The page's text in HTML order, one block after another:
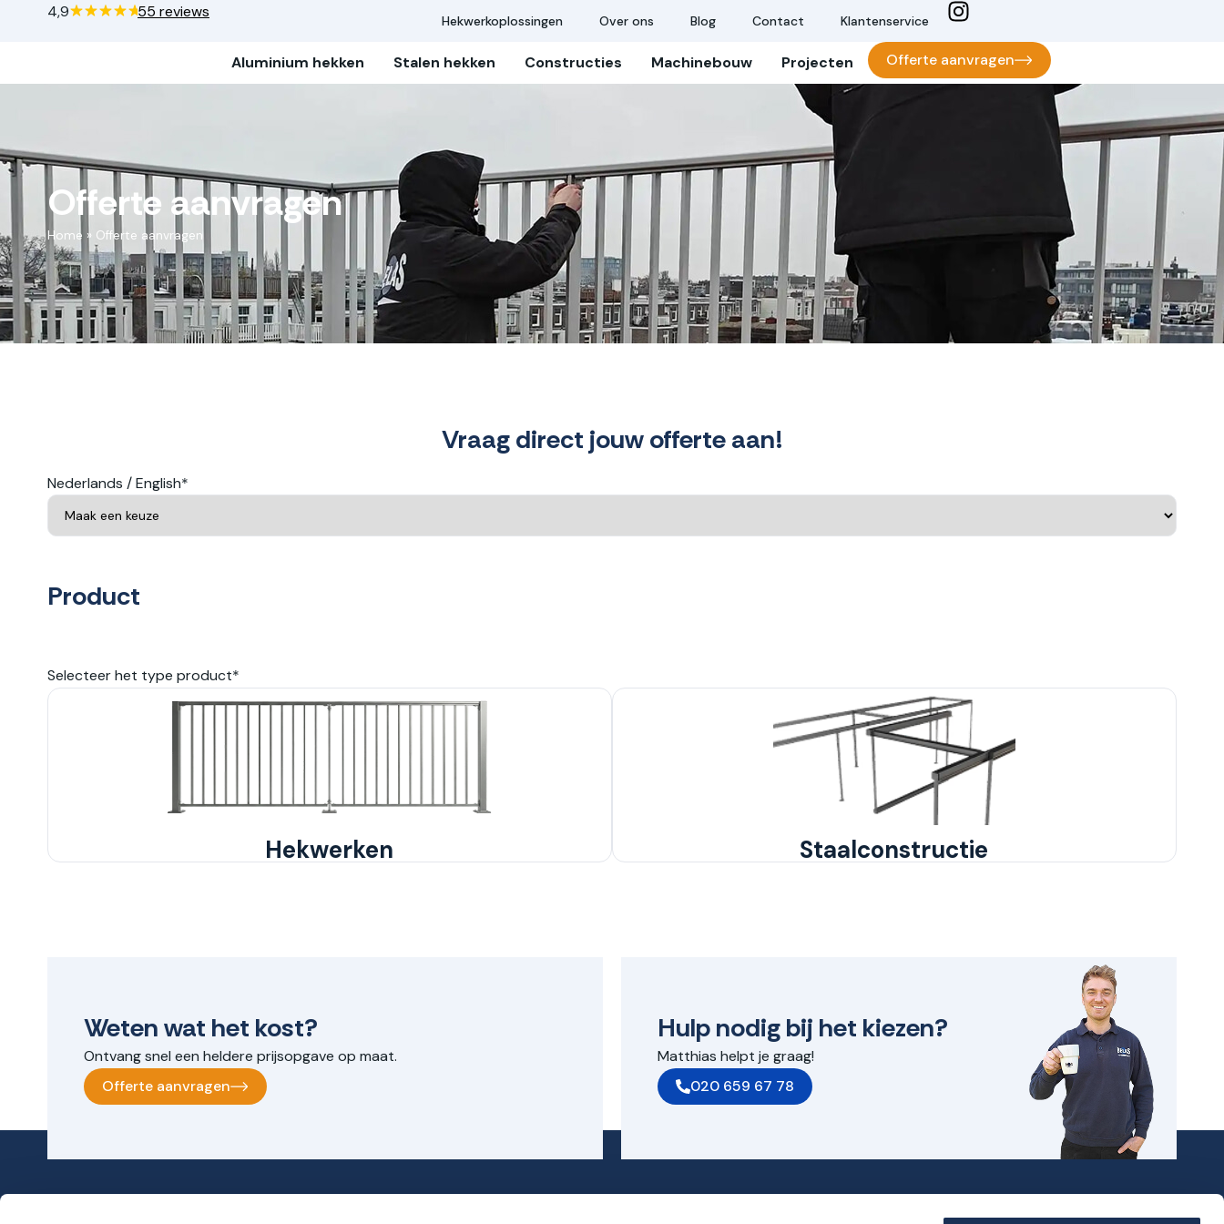
4,9 55 reviews Hekwerkoplossingen Over ons Blog Contact Klantenservice
Aluminium hekken Stalen hekken Constructies Machinebouw Projecten Offerte aanvragen
Offerte aanvragen
Home » Offerte aanvragen
Vraag direct jouw offerte aan!
Nederlands / English*
Product
Selecteer het type product*
Hekwerken Staalconstructie
Weten wat het kost?
Ontvang snel een heldere prijsopgave op maat.
Offerte aanvragen
Hulp nodig bij het kiezen?
Matthias helpt je graag!
020 659 67 78
Kom langs